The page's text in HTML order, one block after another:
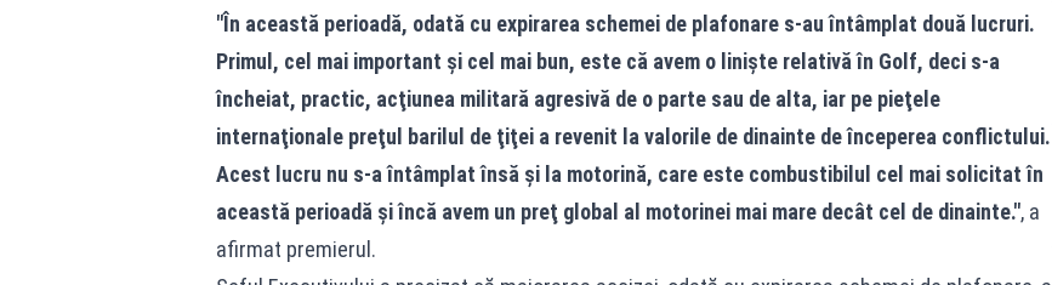
"În această perioadă, odată cu expirarea schemei de plafonare s-au întâmplat două lucruri.
Primul, cel mai important şi cel mai bun, este că avem o linişte relativă în Golf, deci s-a
încheiat, practic, acţiunea militară agresivă de o parte sau de alta, iar pe pieţele
internaţionale preţul barilul de ţiţei a revenit la valorile de dinainte de începerea conflictului.
Acest lucru nu s-a întâmplat însă şi la motorină, care este combustibilul cel mai solicitat în
această perioadă şi încă avem un preţ global al motorinei mai mare decât cel de dinainte.", a
afirmat premierul.